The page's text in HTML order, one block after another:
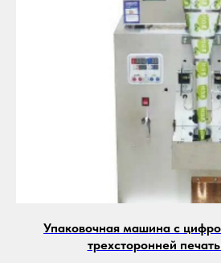
Упаковочная машина с
трехсторонней